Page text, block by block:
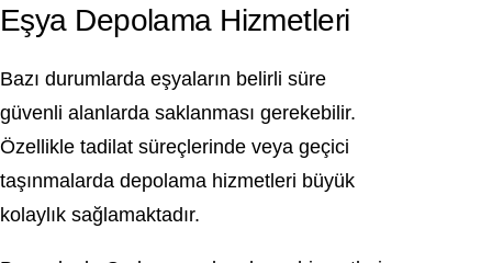
Eşya Depolama Hizmetleri
Bazı durumlarda eşyaların belirli süre
güvenli alanlarda saklanması gerekebilir.
Özellikle tadilat süreçlerinde veya geçici
taşınmalarda depolama hizmetleri büyük
kolaylık sağlamaktadır.